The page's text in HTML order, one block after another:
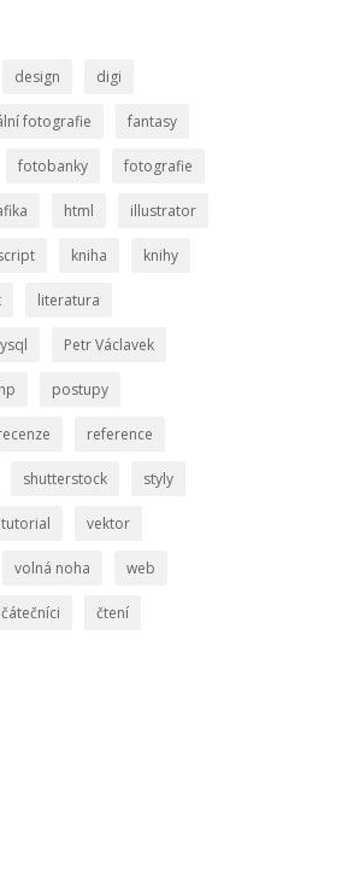
design digi
fotografie fantasy
fotobanky fotografie
html illustrator
kniha knihy
literatura
Petr Václavek
postupy
reference
shutterstock styly
tutorial vektor
volná noha web
čtení